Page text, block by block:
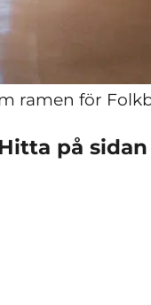
ramen för
Hitta på sidan